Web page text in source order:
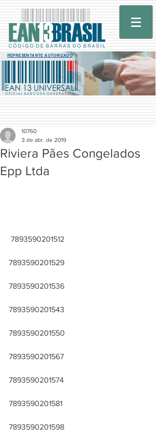
REPRESENTANTE AUTORIZADO
Riviera Pães Congelados
Epp Ltda
10760
3 de abr. de 2019
7893590201512
7893590201529
7893590201536
7893590201543
7893590201550
7893590201567
7893590201574
7893590201581
7893590201598